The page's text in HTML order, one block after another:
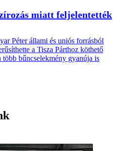
miatt feljelentették
Péter állami és uniós forrásból
a Tisza Párthoz köthető
több bűncselekmény gyanúja is